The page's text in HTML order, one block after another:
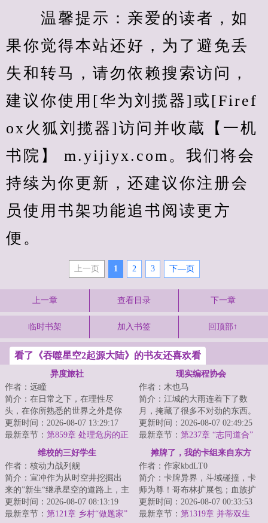
温馨提示：亲爱的读者，如
果你觉得本站还好，为了避免丢
失和转马，请勿依赖搜索访问，
建议你使用[华为刘揽器]或[Firef
ox火狐刘揽器]访问并收蔵【一机
书院】 m.yijiyx.com。我们将会
持续为你更新，还建议你注册会
员使用书架功能追书阅读更方
便。
上一页 1 2 3 下—页
上一章 查看目录 下一章
临时书架 加入书签 回顶部↑
看了《吞噬星空2起源大陆》的书友还喜欢看
异度旅社
作者：远瞳
简介：在日常之下，在理性尽
头，在你所熟悉的世界之外是你
从未想象过的风景。当于生第一
次打开那扇门的时...
更新时间：2026-08-07 13:29:17
最新章节： 第859章 处理危房的正
现实编程协会
作者：木也马
简介：江城的大雨连着下了数
月，掩藏了很多不对劲的东西。
余弦觉得自己病了：身边人陆续
消失，微笑自杀案...
更新时间：2026-08-07 02:49:25
最新章节： 第237章 “志同道合”
维校的三好学生
作者：核动力战列舰
简介：宣冲作为从时空井挖掘出
来的”新生“继承星空的道路上，主
打一个自信。功课能做得好，炮
火顶得住，...
更新时间：2026-08-07 08:13:19
最新章节： 第121章 乡村“做题家”
摊牌了，我的卡组来自东方
作者：作家kbdLT0
简介：卡牌异界，斗域碰撞，卡
师为尊！哥布林扩展包；血族扩
展包；巨龙扩展包.......而穿越来
此的陆承身...
更新时间：2026-08-07 00:33:53
最新章节： 第1319章 并蒂双生